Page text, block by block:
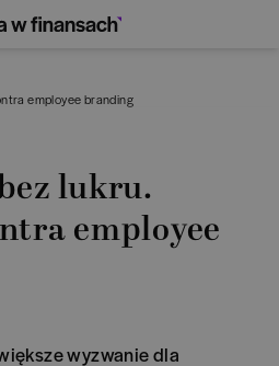
employee branding
lukru.
employee
wyzwanie dla